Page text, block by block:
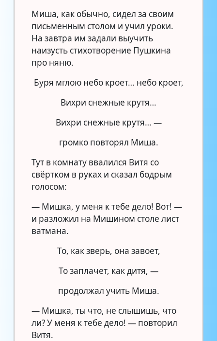
Миша, как обычно, сидел за своим
письменным столом и учил уроки.
На завтра им задали выучить
наизусть стихотворение Пушкина
про няню.
Буря мглою небо кроет… небо кроет,
Вихри снежные крутя…
Вихри снежные крутя… —
громко повторял Миша.
Тут в комнату ввалился Витя со
свёртком в руках и сказал бодрым
голосом:
— Мишка, у меня к тебе дело! Вот! —
и разложил на Мишином столе лист
ватмана.
То, как зверь, она завоет,
То заплачет, как дитя, —
продолжал учить Миша.
— Мишка, ты что, не слышишь, что
ли? У меня к тебе дело! — повторил
Витя.